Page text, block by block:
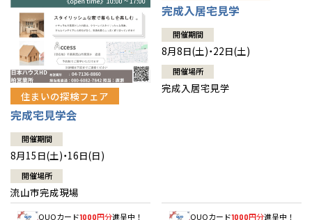
住まいの探検フェア
完成宅見学会
開催期間
8月15日(土)・16日(日)
開催場所
流山市完成現場
QUOカード1000円分進呈中！
完成入居宅見学
開催期間
8月8日(土)・22日(土)
開催場所
完成入居宅見学
QUOカード1000円分進呈中！